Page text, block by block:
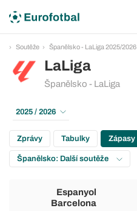
Soutěže Španělsko - LaLiga 2025/2026
LaLiga
Španělsko - LaLiga
2025 / 2026
Zprávy Tabulky Zápasy
Španělsko: Další soutěže
Espanyol
Barcelona